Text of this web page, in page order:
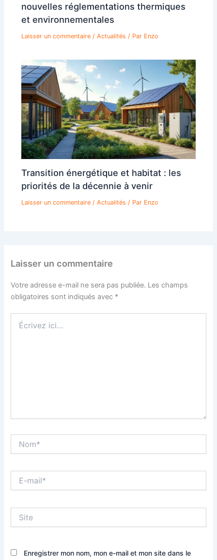
nouvelles réglementations thermiques
et environnementales
Laisser un commentaire /Actualités / Par Enzo
Transition énergétique et habitat : les
priorités de la décennie à venir
Laisser un commentaire /Actualités / Par Enzo
Laisser un commentaire
Votre adresse e-mail ne sera pas publiée. Les champs
obligatoires sont indiqués avec *
ici…
mail*
Enregistrer mon nom, mon e-mail et mon site dans le